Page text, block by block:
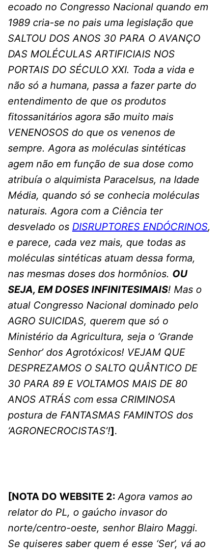
ecoado no Congresso Nacional quando em
1989 cria-se no pais uma legislação que
SALTOU DOS ANOS 30 PARA O AVANÇO
DAS MOLÉCULAS ARTIFICIAIS NOS
PORTAIS DO SÉCULO XXI. Toda a vida e
não só a humana, passa a fazer parte do
entendimento de que os produtos
fitossanitários agora são muito mais
VENENOSOS do que os venenos de
sempre. Agora as moléculas sintéticas
agem não em função de sua dose como
atribuía o alquimista Paracelsus, na Idade
Média, quando só se conhecia moléculas
naturais. Agora com a Ciência ter
desvelado os DISRUPTORES ENDÓCRINOS,
e parece, cada vez mais, que todas as
moléculas sintéticas atuam dessa forma,
nas mesmas doses dos hormônios. OU
SEJA, EM DOSES INFINITESIMAIS! Mas o
atual Congresso Nacional dominado pelo
AGRO SUICIDAS, querem que só o
Ministério da Agricultura, seja o ‘Grande
Senhor’ dos Agrotóxicos! VEJAM QUE
DESPREZAMOS O SALTO QUÂNTICO DE
30 PARA 89 E VOLTAMOS MAIS DE 80
ANOS ATRÁS com essa CRIMINOSA
postura de FANTASMAS FAMINTOS dos
‘AGRONECROCISTAS’!].
[NOTA DO WEBSITE 2:Agora vamos ao
relator do PL, o gaúcho invasor do
norte/centro-oeste, senhor Blairo Maggi.
Se quiseres saber quem é esse ‘Ser’, vá ao